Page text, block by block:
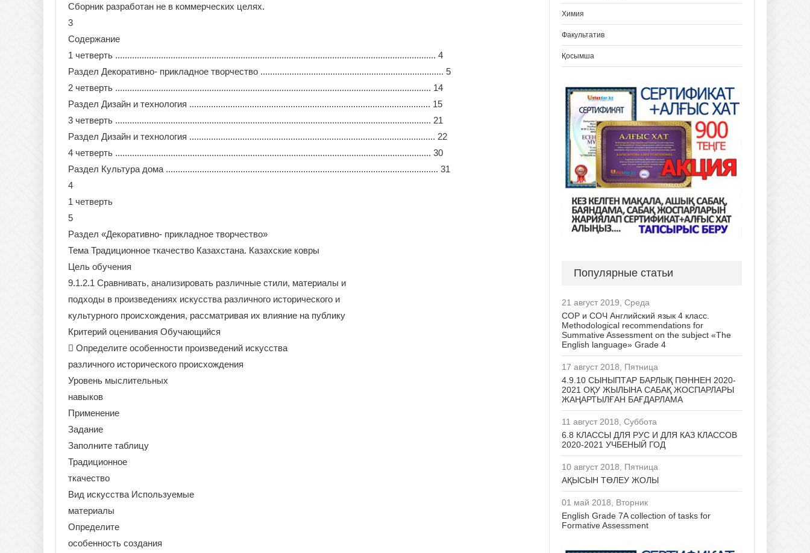
Сборник разработан не в коммерческих целях.
3
Содержание
1 четверть ..................................................................................................................................... 4
Раздел Декоративно- прикладное творчество ............................................................................ 5
2 четверть ................................................................................................................................... 14
Раздел Дизайн и технология .................................................................................................... 15
3 четверть ................................................................................................................................... 21
Раздел Дизайн и технология ...................................................................................................... 22
4 четверть ................................................................................................................................... 30
Раздел Культура дома ................................................................................................................. 31
4
1 четверть
5
Раздел «Декоративно- прикладное творчество»
Тема Традиционное ткачество Казахстана. Казахские ковры
Цель обучения
9.1.2.1 Сравнивать, анализировать различные стили, материалы и
подходы в произведениях искусства различного исторического и
культурного происхождения, рассматривая их влияние на публику
Критерий оценивания Обучающийся
 Определите особенности произведений искусства
различного исторического происхождения
Уровень мыслительных
навыков
Применение
Задание
Заполните таблицу
Традиционное
ткачество
Вид искусства Используемые
материалы
Определите
особенность создания
Химия
Факультатив
Қосымша
Популярные статьи
21 август 2019, Среда
СОР и СОЧ Английский язык 4 класс.
Methodological recommendations for
Summative Assessment on the subject «The
English language» Grade 4
17 август 2018, Пятница
4.9.10 СЫНЫПТАР БАРЛЫҚ ПӘННЕН 2020-
2021 ОҚУ ЖЫЛЫНА САБАҚ ЖОСПАРЛАРЫ
ЖАҢАРТЫЛҒАН БАҒДАРЛАМА
11 август 2018, Суббота
6.8 КЛАССЫ ДЛЯ РУС И ДЛЯ КАЗ КЛАССОВ
2020-2021 УЧБЕНЫЙ ГОД
10 август 2018, Пятница
АҚЫСЫН ТӨЛЕУ ЖОЛЫ
01 май 2018, Вторник
English Grade 7A collection of tasks for
Formative Assessment